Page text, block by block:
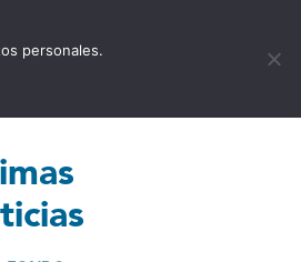
CONTÁCTENOS
personales.